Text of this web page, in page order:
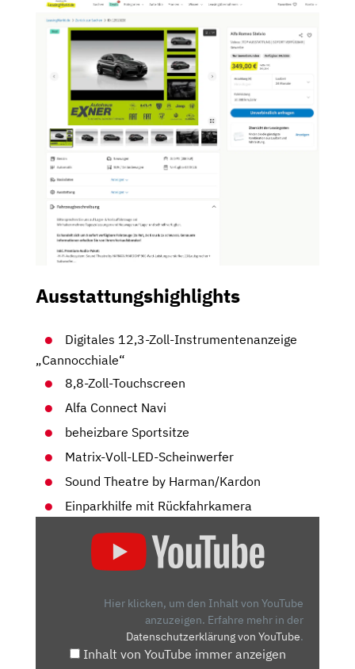
Ausstattungshighlights
Digitales 12,3-Zoll-Instrumentenanzeige
„Cannocchiale“
8,8-Zoll-Touchscreen
Alfa Connect Navi
beheizbare Sportsitze
Matrix-Voll-LED-Scheinwerfer
Sound Theatre by Harman/Kardon
Einparkhilfe mit Rückfahrkamera
STELVIO:-
Hier klicken, um den Inhalt von YouTube
anzuzeigen. Erfahre mehr in der
Datenschutzerklärung von YouTube.
Inhalt von YouTube immer anzeigen